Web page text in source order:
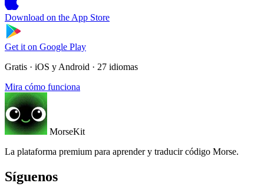
Download on the App Store
Get it on Google Play
Gratis · iOS y Android · 27 idiomas
Mira cómo funciona
MorseKit
La plataforma premium para aprender y traducir código Morse.
Síguenos